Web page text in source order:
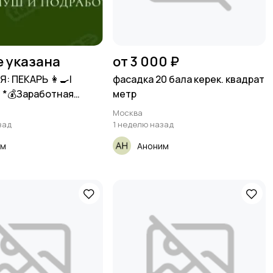
указана
ПЕКАРЬ 👩‍🍳|
от 3 000 ₽
фасадка 20 бала керек. квадрат
метр
Москва
1 неделю назад
Аноним